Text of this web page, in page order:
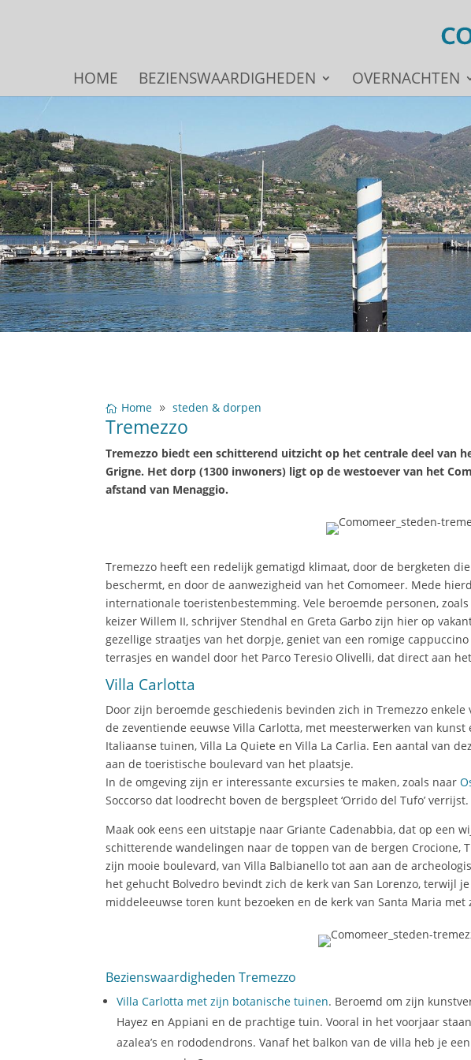
HOME BEZIENSWAARDIGHEDEN OVERNACHTEN
Home steden & dorpen
Tremezzo
Tremezzo biedt een schitterend uitzicht op het centrale deel van
Grigne. Het dorp (1300 inwoners) ligt op de westoever van het
afstand van Menaggio.
Tremezzo heeft een redelijk gematigd klimaat, door de bergketen
beschermt, en door de aanwezigheid van het Comomeer. Mede
internationale toeristenbestemming. Vele beroemde personen,
keizer Willem II, schrijver Stendhal en Greta Garbo zijn hier op
gezellige straatjes van het dorpje, geniet van een romige
terrasjes en wandel door het Parco Teresio Olivelli, dat direct aan
Villa Carlotta
Door zijn beroemde geschiedenis bevinden zich in Tremezzo enkele
de zeventiende eeuwse Villa Carlotta, met meesterwerken van
Italiaanse tuinen, Villa La Quiete en Villa La Carlia. Een aantal van
aan de toeristische boulevard van het plaatsje.
In de omgeving zijn er interessante excursies te maken, zoals naar
Soccorso dat loodrecht boven de bergspleet ‘Orrido del Tufo’ verrijst.
Maak ook eens een uitstapje naar Griante Cadenabbia, dat op een
schitterende wandelingen naar de toppen van de bergen Crocione,
zijn mooie boulevard, van Villa Balbianello tot aan aan de
het gehucht Bolvedro bevindt zich de kerk van San Lorenzo, terwijl
middeleeuwse toren kunt bezoeken en de kerk van Santa Maria
Bezienswaardigheden Tremezzo
Villa Carlotta met zijn botanische tuinen. Beroemd om zijn
Hayez en Appiani en de prachtige tuin. Vooral in het voorjaar
azalea’s en rododendrons. Vanaf het balkon van de villa heb je